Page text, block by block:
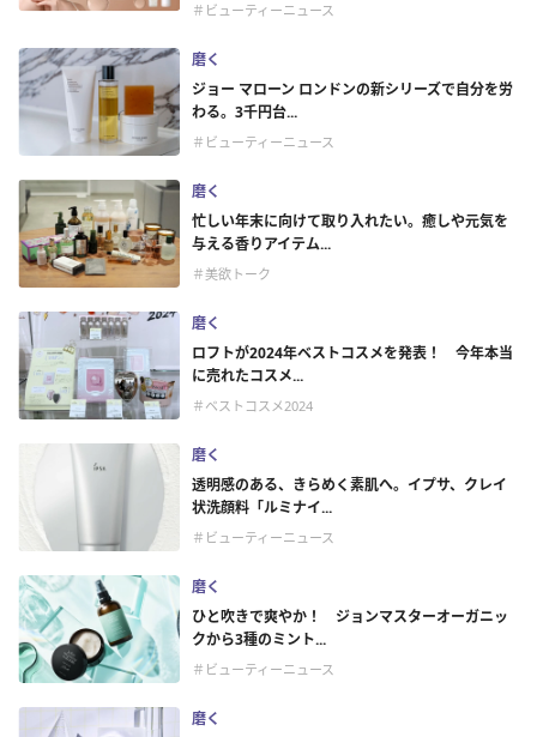
＃ビューティーニュース
磨く
ジョー マローン ロンドンの新シリーズで自分を労
わる。3千円台...
＃ビューティーニュース
磨く
忙しい年末に向けて取り入れたい。癒しや元気を
与える香りアイテム...
＃美欲トーク
磨く
ロフトが2024年ベストコスメを発表！ 今年本当
に売れたコスメ...
＃ベストコスメ2024
磨く
透明感のある、きらめく素肌へ。イプサ、クレイ
状洗顔料「ルミナイ...
＃ビューティーニュース
磨く
ひと吹きで爽やか！ ジョンマスターオーガニッ
クから3種のミント...
＃ビューティーニュース
磨く